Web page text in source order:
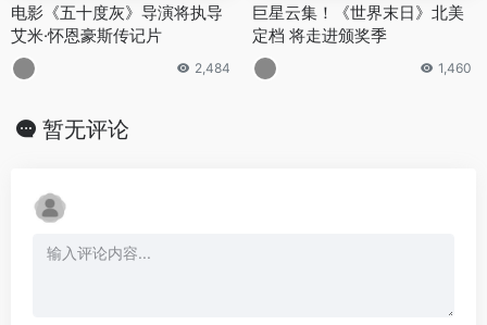
电影《五十度灰》导演将执导
艾米·怀恩豪斯传记片
2,484
巨星云集！《世界末日》北美
定档 将走进颁奖季
1,460
暂无评论